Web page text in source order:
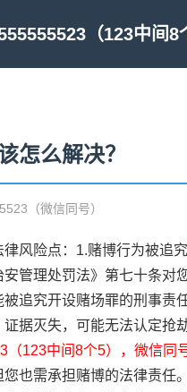
（123中间8
怎么解决？
（微信同号）
风险点：1.赌博行为被追
管理处罚法》第七十条对
追究开设赌场罪的刑事责
据灭失，可能无法认定抢
123中间8个5），微信
也需承担赌博的法律责任